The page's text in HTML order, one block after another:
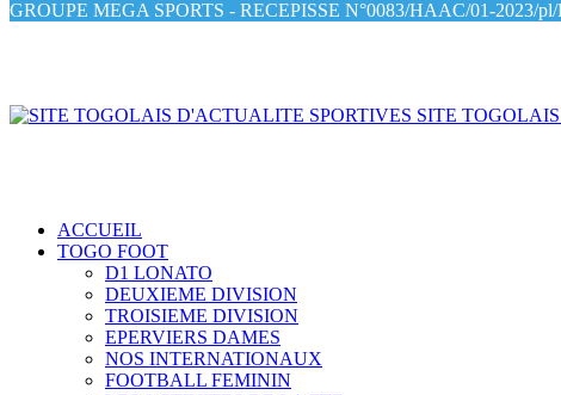
GROUPE MEGA SPORTS - RECEPISSE N°0083/HAAC/01-2023/pl/
SITE
ACCUEIL
TOGO FOOT
D1 LONATO
DEUXIEME DIVISION
TROISIEME DIVISION
EPERVIERS DAMES
NOS INTERNATIONAUX
FOOTBALL FEMININ